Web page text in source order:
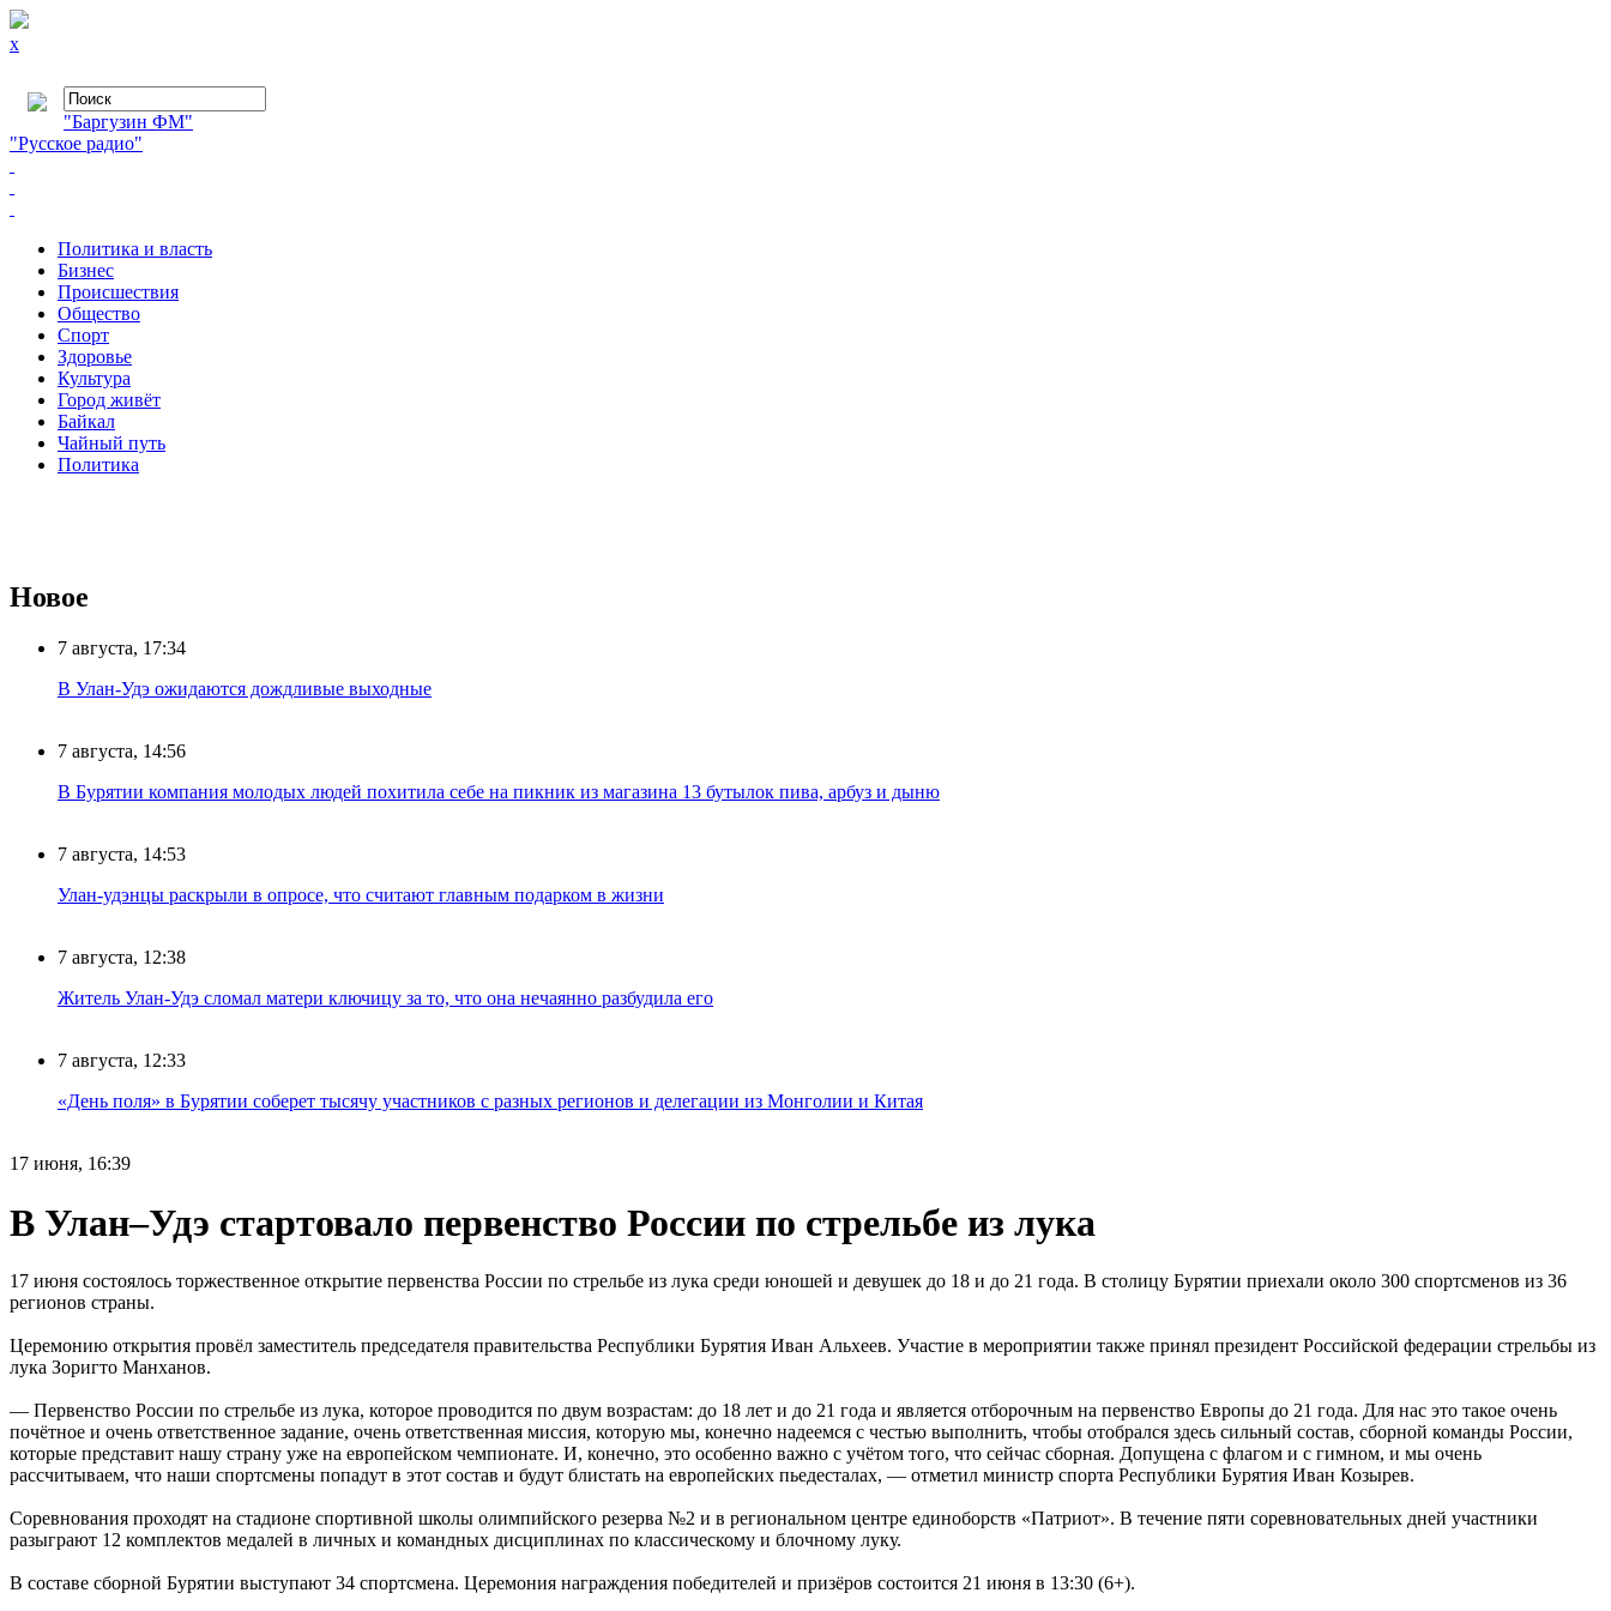
x
"Баргузин ФМ"
"Русское радио"
Политика и власть
Бизнес
Происшествия
Общество
Cпорт
Здоровье
Культура
Город живёт
Байкал
Чайный путь
Политика
Новое
7 августа, 17:34
В Улан-Удэ ожидаются дождливые выходные
7 августа, 14:56
В Бурятии компания молодых людей похитила себе на пикник из магазина 13 бутылок пива, арбуз и дыню
7 августа, 14:53
Улан-удэнцы раскрыли в опросе, что считают главным подарком в жизни
7 августа, 12:38
Житель Улан-Удэ сломал матери ключицу за то, что она нечаянно разбудила его
7 августа, 12:33
«День поля» в Бурятии соберет тысячу участников с разных регионов и делегации из Монголии и Китая
17 июня, 16:39
В Улан–Удэ стартовало первенство России по стрельбе из лука
17 июня состоялось торжественное открытие первенства России по стрельбе из лука среди юношей и девушек до 18 и до 21 года. В столицу Бурятии приехали около 300 спортсменов из 36
регионов страны.
Церемонию открытия провёл заместитель председателя правительства Республики Бурятия Иван Альхеев. Участие в мероприятии также принял президент Российской федерации стрельбы из
лука Зоригто Манханов.
— Первенство России по стрельбе из лука, которое проводится по двум возрастам: до 18 лет и до 21 года и является отборочным на первенство Европы до 21 года. Для нас это такое очень
почётное и очень ответственное задание, очень ответственная миссия, которую мы, конечно надеемся с честью выполнить, чтобы отобрался здесь сильный состав, сборной команды России,
которые представит нашу страну уже на европейском чемпионате. И, конечно, это особенно важно с учётом того, что сейчас сборная. Допущена с флагом и с гимном, и мы очень
рассчитываем, что наши спортсмены попадут в этот состав и будут блистать на европейских пьедесталах, — отметил министр спорта Республики Бурятия Иван Козырев.
Соревнования проходят на стадионе спортивной школы олимпийского резерва №2 и в региональном центре единоборств «Патриот». В течение пяти соревновательных дней участники
разыграют 12 комплектов медалей в личных и командных дисциплинах по классическому и блочному луку.
В составе сборной Бурятии выступают 34 спортсмена. Церемония награждения победителей и призёров состоится 21 июня в 13:30 (6+).